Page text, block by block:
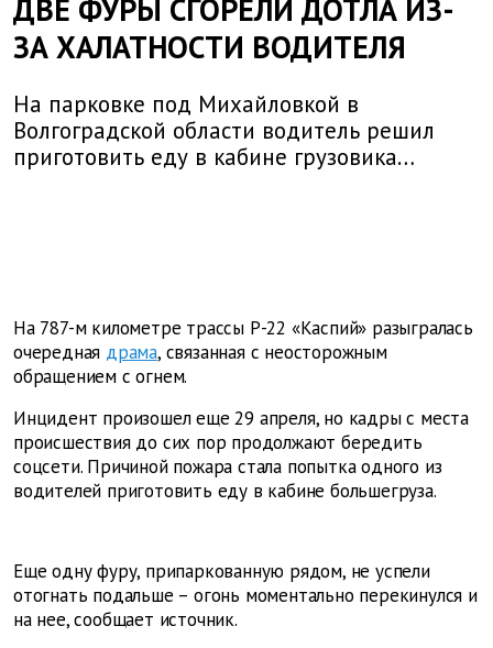
ДВЕ ФУРЫ СГОРЕЛИ ДОТЛА ИЗ-
ЗА ХАЛАТНОСТИ ВОДИТЕЛЯ
На парковке под Михайловкой в
Волгоградской области водитель решил
приготовить еду в кабине грузовика…
На 787-м километре трассы Р-22 «Каспий» разыгралась
очередная драма, связанная с неосторожным
обращением с огнем.
Инцидент произошел еще 29 апреля, но кадры с места
происшествия до сих пор продолжают бередить
соцсети. Причиной пожара стала попытка одного из
водителей приготовить еду в кабине большегруза.
Еще одну фуру, припаркованную рядом, не успели
отогнать подальше – огонь моментально перекинулся и
на нее, сообщает источник.